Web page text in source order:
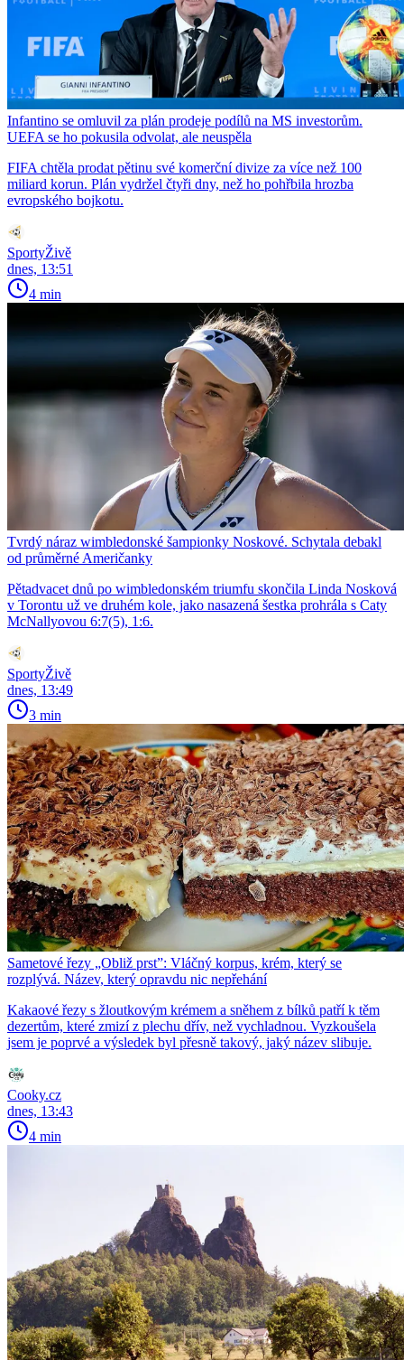
Infantino se omluvil za plán prodeje podílů na MS investorům.
UEFA se ho pokusila odvolat, ale neuspěla
FIFA chtěla prodat pětinu své komerční divize za více než 100
miliard korun. Plán vydržel čtyři dny, než ho pohřbila hrozba
evropského bojkotu.
SportyŽivě
dnes, 13:51
4 min
Tvrdý náraz wimbledonské šampionky Noskové. Schytala debakl
od průměrné Američanky
Pětadvacet dnů po wimbledonském triumfu skončila Linda Nosková
v Torontu už ve druhém kole, jako nasazená šestka prohrála s Caty
McNallyovou 6:7(5), 1:6.
SportyŽivě
dnes, 13:49
3 min
Sametové řezy „Obliž prst”: Vláčný korpus, krém, který se
rozplývá. Název, který opravdu nic nepřehání
Kakaové řezy s žloutkovým krémem a sněhem z bílků patří k těm
dezertům, které zmizí z plechu dřív, než vychladnou. Vyzkoušela
jsem je poprvé a výsledek byl přesně takový, jaký název slibuje.
Cooky.cz
dnes, 13:43
4 min